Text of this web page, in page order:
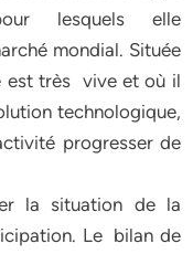
lesquels elle
mondial. Située
est très vive et où il
technologique,
progresser de
la situation de la
Le bilan de